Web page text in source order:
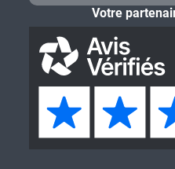
Votre